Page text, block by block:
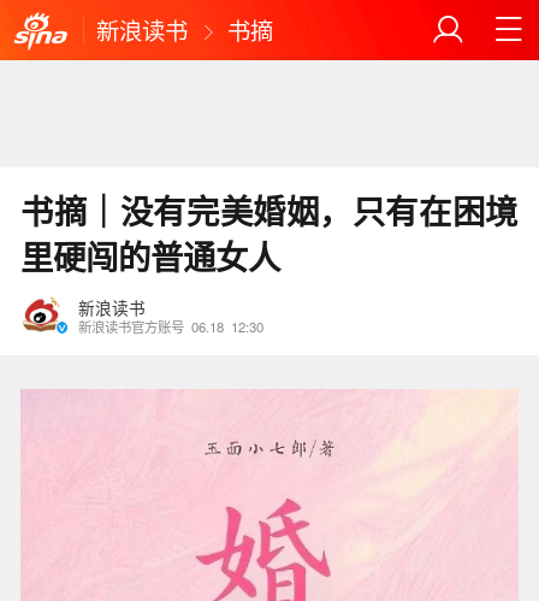
新浪读书 书摘
书摘｜没有完美婚姻，只有在困境
里硬闯的普通女人
新浪读书
新浪读书官方账号 06.18 12:30